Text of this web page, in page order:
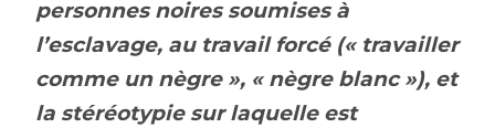
personnes noires soumises à
l’esclavage, au travail forcé (« travailler
comme un nègre », « nègre blanc »), et
la stéréotypie sur laquelle est